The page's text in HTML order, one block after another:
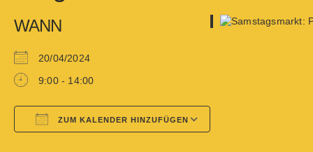
WANN
20/04/2024
9:00 - 14:00
ZUM KALENDER HINZUFÜGEN